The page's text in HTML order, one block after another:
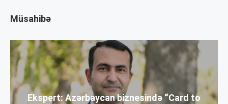
Müsahibə
Ekspert: Azərbaycan biznesində “Card to